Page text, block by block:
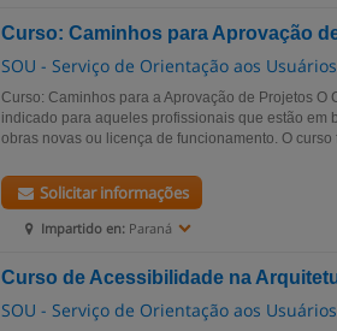
Curso: Caminhos para Aprovação
SOU - Serviço de Orientação aos
Curso: Caminhos para a Aprovação de Projetos
indicado para aqueles profissionais que estão em
obras novas ou licença de funcionamento. O curso
Impartido en: Paraná
Solicitar informações
Curso de Acessibilidade na
SOU - Serviço de Orientação aos